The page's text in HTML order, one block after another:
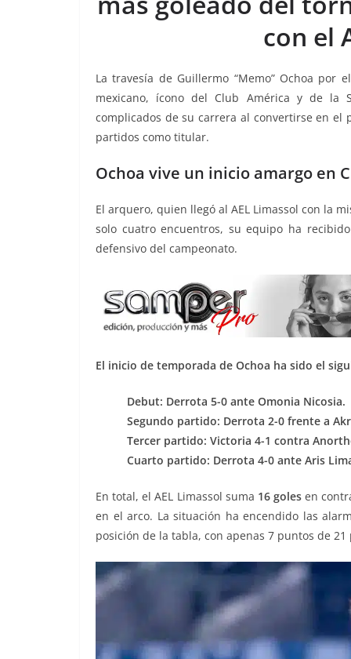
o
k
p g
er
m tir
con el
La travesía de Guillermo “Memo” Ochoa por
mexicano, ícono del Club América y de la
complicados de su carrera al convertirse en el
partidos como titular.
Ochoa vive un inicio amargo en
El arquero, quien llegó al AEL Limassol con la
solo cuatro encuentros, su equipo ha
defensivo del campeonato.
El inicio de temporada de Ochoa ha sido el
Debut: Derrota 5-0 ante Omonia Nicosia.
Segundo partido: Derrota 2-0 frente a
Tercer partido: Victoria 4-1 contra
Cuarto partido: Derrota 4-0 ante Aris
En total, el AEL Limassol suma 16 goles en
en el arco. La situación ha encendido las
posición de la tabla, con apenas 7 puntos de 21